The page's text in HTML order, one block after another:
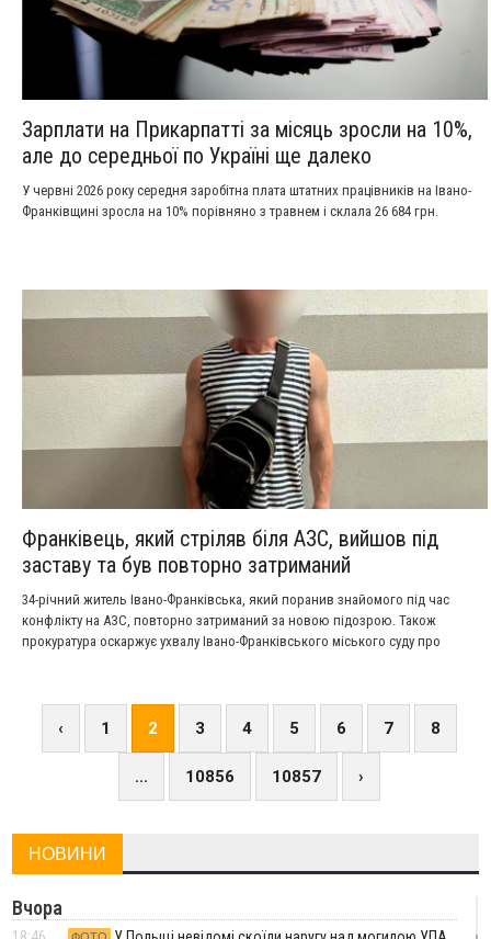
Зарплати на Прикарпатті за місяць зросли на 10%,
але до середньої по Україні ще далеко
У червні 2026 року середня заробітна плата штатних працівників на Івано-
Франківщині зросла на 10% порівняно з травнем і склала 26 684 грн.
Франківець, який стріляв біля АЗС, вийшов під
заставу та був повторно затриманий
34-річний житель Івано-Франківська, який поранив знайомого під час
конфлікту на АЗС, повторно затриманий за новою підозрою. Також
прокуратура оскаржує ухвалу Івано-Франківського міського суду про
‹ 1 2 3 4 5 6 7 8
... 10856 10857 ›
НОВИНИ
Вчора